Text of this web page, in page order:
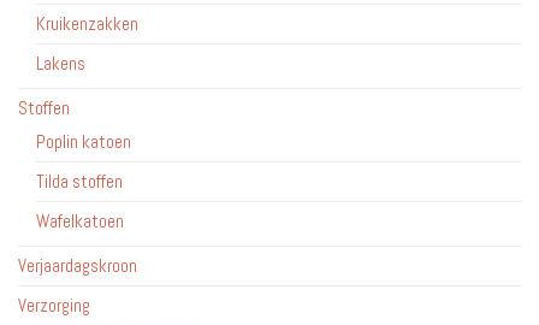
Kruikenzakken
Lakens
Stoffen
Poplin katoen
Tilda stoffen
Wafelkatoen
Verjaardagskroon
Verzorging